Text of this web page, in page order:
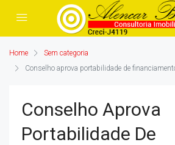
Home
Sem categoria
Conselho aprova portabilidade de
Conselho Aprova
Portabilidade De